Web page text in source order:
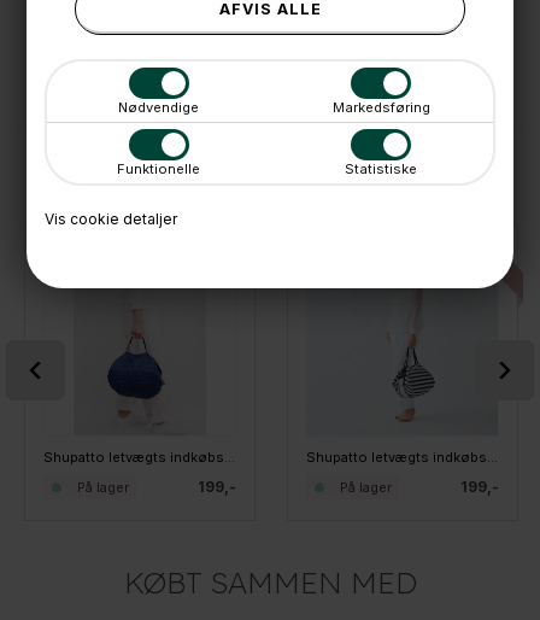
Nødvendige Markedsføring
Funktionelle Statistiske
Vis cookie detaljer
📱 Kundeservice 50446800 (9-12)
Kundeservicemail@boxdelux.dk
ANDRE IDÉER
Shupatto letvægts indkøbsnet - Medium - YORU
199,-
På lager
Shupatto letvægts indkøbsnet - Medium - HIGHLIGHT BLACK
199,-
På lager
KØBT SAMMEN MED